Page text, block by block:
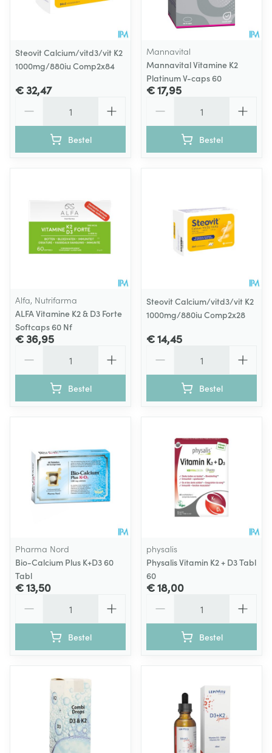
Steovit Calcium/vitd3/vit K2
1000mg/880iu Comp2x84
€ 32,47
Bestel
Mannavital
Mannavital Vitamine K2
Platinum V-caps 60
€ 17,95
Bestel
Alfa, Nutrifarma
ALFA Vitamine K2 & D3 Forte
Softcaps 60 Nf
€ 36,95
Bestel
Steovit Calcium/vitd3/vit K2
1000mg/880iu Comp2x28
€ 14,45
Bestel
Pharma Nord
Bio-Calcium Plus K+D3 60
Tabl
€ 13,50
Bestel
physalis
Physalis Vitamin K2 + D3 Tabl
60
€ 18,00
Bestel